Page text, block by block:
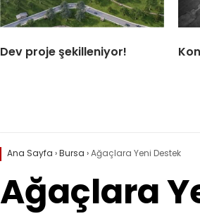
Dev proje şekilleniyor!
Ana Sayfa ›Bursa ›Ağaçlara Yeni Destek
Ağaçlara